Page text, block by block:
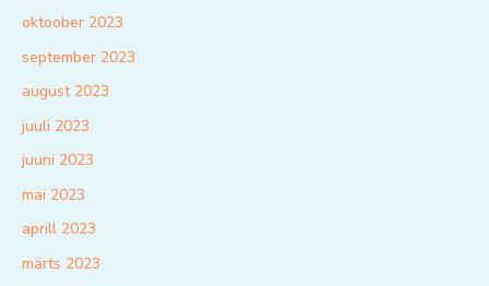
oktoober 2023
september 2023
august 2023
juuli 2023
juuni 2023
mai 2023
aprill 2023
märts 2023